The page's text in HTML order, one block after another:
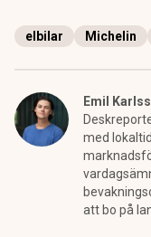
elbilar Michelin
Emil
med
att bo på